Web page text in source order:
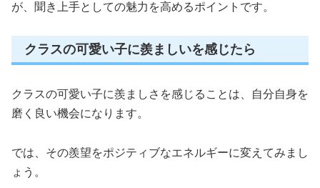
が、聞き上手としての魅力を高めるポイントです。
クラスの可愛い子に羨ましいを感じたら
クラスの可愛い子に羨ましさを感じることは、自分自身を
磨く良い機会になります。
では、その羨望をポジティブなエネルギーに変えてみまし
ょう。